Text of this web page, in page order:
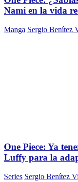
Nami en la vida
Manga Sergio Benítez
One Piece: Ya
Luffy para la
Series Sergio Benítez